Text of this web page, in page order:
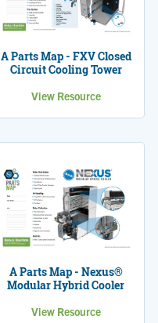
A Parts Map - FXV Closed
Circuit Cooling Tower
View Resource
A Parts Map - Nexus®
Modular Hybrid Cooler
View Resource